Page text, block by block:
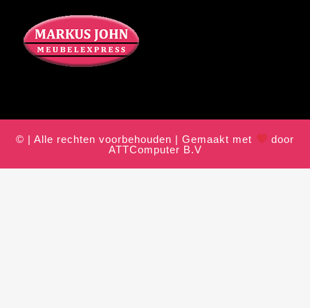
© | Alle rechten voorbehouden | Gemaakt met
door
ATTComputer B.V